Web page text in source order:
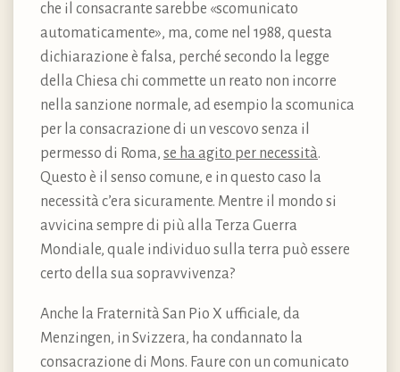
che il consacrante sarebbe «scomunicato
automaticamente», ma, come nel 1988, questa
dichiarazione è falsa, perché secondo la legge
della Chiesa chi commette un reato non incorre
nella sanzione normale, ad esempio la scomunica
per la consacrazione di un vescovo senza il
permesso di Roma, se ha agito per necessità.
Questo è il senso comune, e in questo caso la
necessità c’era sicuramente. Mentre il mondo si
avvicina sempre di più alla Terza Guerra
Mondiale, quale individuo sulla terra può essere
certo della sua sopravvivenza?
Anche la Fraternità San Pio X ufficiale, da
Menzingen, in Svizzera, ha condannato la
consacrazione di Mons. Faure con un comunicato